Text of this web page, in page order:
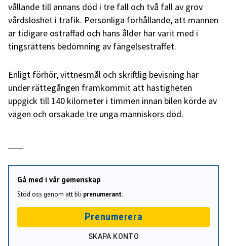
vållande till annans död i tre fall och två fall av grov
vårdslöshet i trafik. Personliga förhållande, att mannen
är tidigare ostraffad och hans ålder har varit med i
tingsrättens bedömning av fängelsestraffet.
Enligt förhör, vittnesmål och skriftlig bevisning har
under rättegången framkommit att hastigheten
uppgick till 140 kilometer i timmen innan bilen körde av
vägen och orsakade tre unga människors död.
Gå med i vår gemenskap
Stöd oss genom att bli prenumerant.
Prenumerera
SKAPA KONTO